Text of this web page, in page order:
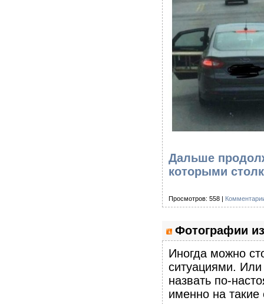
Дальше
которыми
Просмотров: 558 |
Фотографии
Иногда можно
ситуациями.
назвать по-
именно на такие